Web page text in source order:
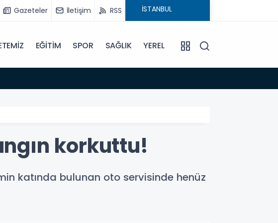
Gazeteler İletişim RSS
EĞİTİM SPOR SAĞLIK YEREL
korkuttu!
katında bulunan oto servisinde henüz